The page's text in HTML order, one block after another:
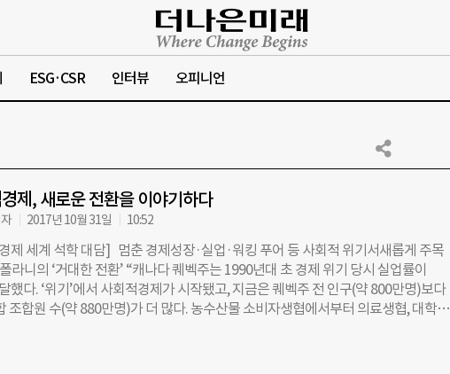
ESG·CSR 인터뷰 오피니언
제, 새로운 전환을 이야기하다
2017년 10월 31일 10:52
제 세계 석학 대담] 멈춘 경제성장·실업·워킹 푸어 등 사회적 위기서새롭게 주목
라니의 ‘거대한 전환’ “캐나다 퀘벡주는 1990년대 초 경제 위기 당시 실업률이
했다. ‘위기’에서 사회적경제가 시작됐고, 지금은 퀘벡주 전 인구(약 800만명)보다
조합원 수(약 880만명)가 더 많다. 농수산물 소비자생협에서부터 의료생협, 대학의